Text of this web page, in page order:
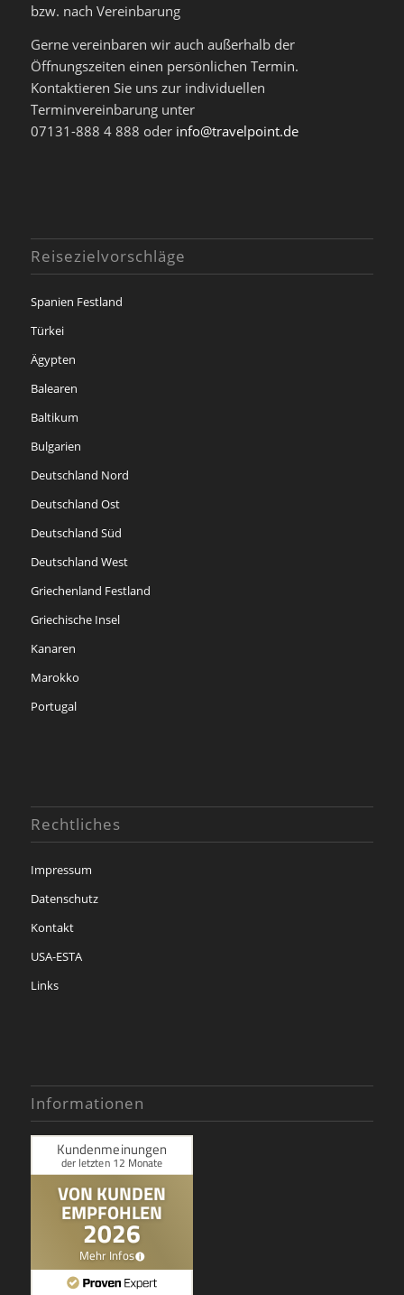
bzw. nach Vereinbarung
Gerne vereinbaren wir auch außerhalb der
Öffnungszeiten einen persönlichen Termin.
Kontaktieren Sie uns zur individuellen
Terminvereinbarung unter
07131-888 4 888 oder info@travelpoint.de
Reisezielvorschläge
Spanien Festland
Türkei
Ägypten
Balearen
Baltikum
Bulgarien
Deutschland Nord
Deutschland Ost
Deutschland Süd
Deutschland West
Griechenland Festland
Griechische Insel
Kanaren
Marokko
Portugal
Rechtliches
Impressum
Datenschutz
Kontakt
USA-ESTA
Links
Informationen